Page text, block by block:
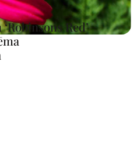
Red’